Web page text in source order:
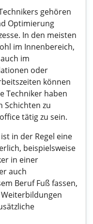
gehören
Optimierung
In den meisten
im Innenbereich,
im
oder
können
Techniker haben
Schichten zu
tätig zu sein.
in der Regel eine
beispielsweise
in einer
auch
Beruf Fuß fassen,